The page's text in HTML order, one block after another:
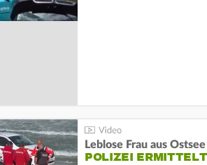
Leblose Frau aus
POLIZEI ERMITTELT